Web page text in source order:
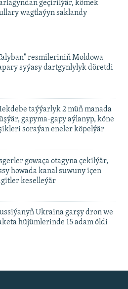
geçirilýär, kömek
wagtlaýyn saklandy
resmileriniň Moldowa
syýasy dartgynlylyk döretdi
taýýarlyk 2 müň manada
gapyma-gapy aýlanyp, köne
soraýan eneler köpelýär
gowaça otagyna çekilýär,
howada kanal suwuny içen
keselleýär
Ukraina garşy dron we
hüjümlerinde 15 adam öldi